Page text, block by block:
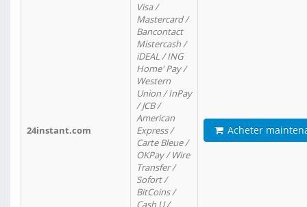
24instant.com
Visa /
Mastercard /
Bancontact
Mistercash /
iDEAL / ING
Home' Pay /
Western
Union / InPay
/ JCB /
American
Express /
Carte Bleue /
OKPay / Wire
Transfer /
Sofort /
BitCoins /
Cash U /
Acheter